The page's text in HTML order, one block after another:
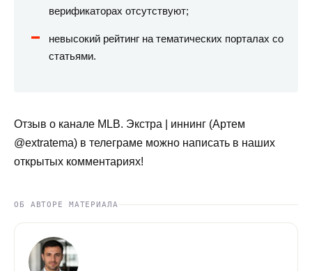
верификаторах отсутствуют;
невысокий рейтинг на тематических порталах со
статьями.
Отзыв о канале MLB. Экстра | иннинг (Артем
@extratema) в телеграме можно написать в наших
открытых комментариях!
ОБ АВТОРЕ МАТЕРИАЛА